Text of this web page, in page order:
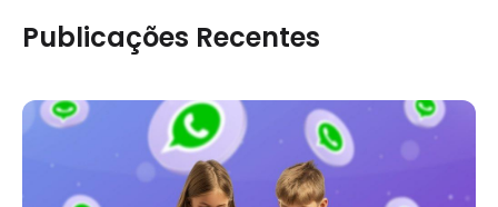
Publicações Recentes